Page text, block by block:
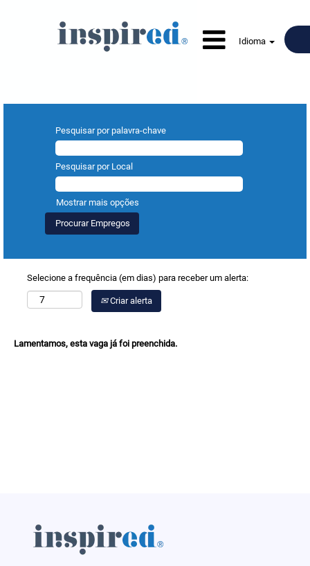
Idioma
Pesquisar por palavra-chave
Pesquisar por Local
Mostrar mais opções
Selecione a frequência (em dias) para receber um alerta:
Criar alerta
Lamentamos, esta vaga já foi preenchida.